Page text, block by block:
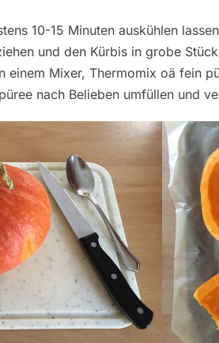
10-15 Minuten auskühlen
und den Kürbis in grobe
einem Mixer, Thermomix oä fein
nach Belieben umfüllen und